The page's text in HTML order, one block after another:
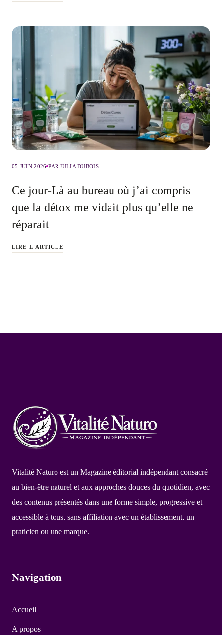
05 JUIN 2026 PAR JULIA DUBOIS
Ce jour-Là au bureau où j’ai compris
que la détox me vidait plus qu’elle ne
réparait
LIRE L'ARTICLE
Vitalité Naturo est un Magazine éditorial indépendant consacré
au bien-être naturel et aux approches douces du quotidien, avec
des contenus présentés dans une forme simple, progressive et
accessible à tous, sans affiliation avec un établissement, un
praticien ou une marque.
Navigation
Accueil
A propos